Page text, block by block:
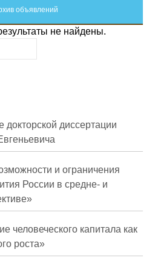
коррупции
СМИ
объявлений
не найдены.
диссертации
и ограничения
России в средне- и
человеческого капитала как
роста»